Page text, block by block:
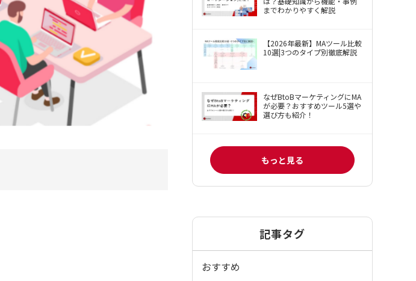
概要
までわかりやすく解説
【2026年最新】MAツール比較
10選|3つのタイプ別徹底解説
なぜBtoBマーケティングにMA
が必要？おすすめツール5選や
選び方も紹介！
もっと見る
記事タグ
おすすめ